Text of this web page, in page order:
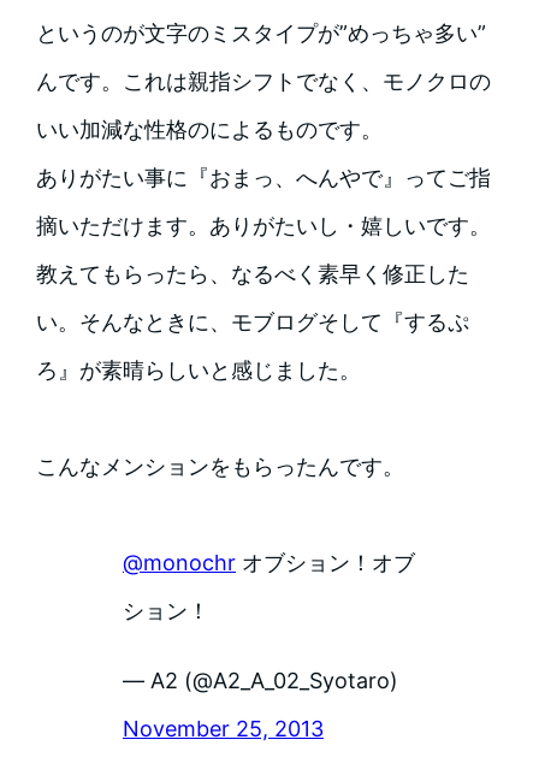
というのが文字のミスタイプが”めっちゃ多い”
んです。これは親指シフトでなく、モノクロの
いい加減な性格のによるものです。
ありがたい事に『おまっ、へんやで』ってご指
摘いただけます。ありがたいし・嬉しいです。
教えてもらったら、なるべく素早く修正した
い。そんなときに、モブログそして『するぷ
ろ』が素晴らしいと感じました。
こんなメンションをもらったんです。
@monochrオブション！オブ
ション！
— A2 (@A2_A_02_Syotaro)
November 25, 2013